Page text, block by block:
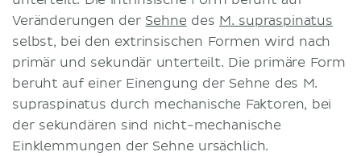
Veränderungen der Sehne des M. supraspinatus
selbst, bei den extrinsischen Formen wird nach
primär und sekundär unterteilt. Die primäre Form
beruht auf einer Einengung der Sehne des M.
supraspinatus durch mechanische Faktoren, bei
der sekundären sind nicht-mechanische
Einklemmungen der Sehne ursächlich.